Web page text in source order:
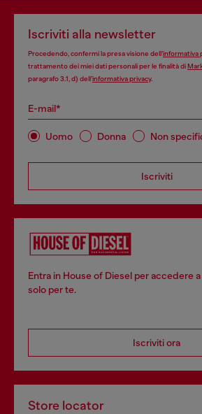
Iscriviti alla newsletter
Procedendo, confermi la presa visione dell’informativa
trattamento dei miei dati personali per le finalità di
paragrafo 3.1, d) dell’informativa privacy.
E-mail*
Uomo Donna Non
Iscriviti
Entra in House of Diesel per accedere
solo per te.
Iscriviti ora
Store locator